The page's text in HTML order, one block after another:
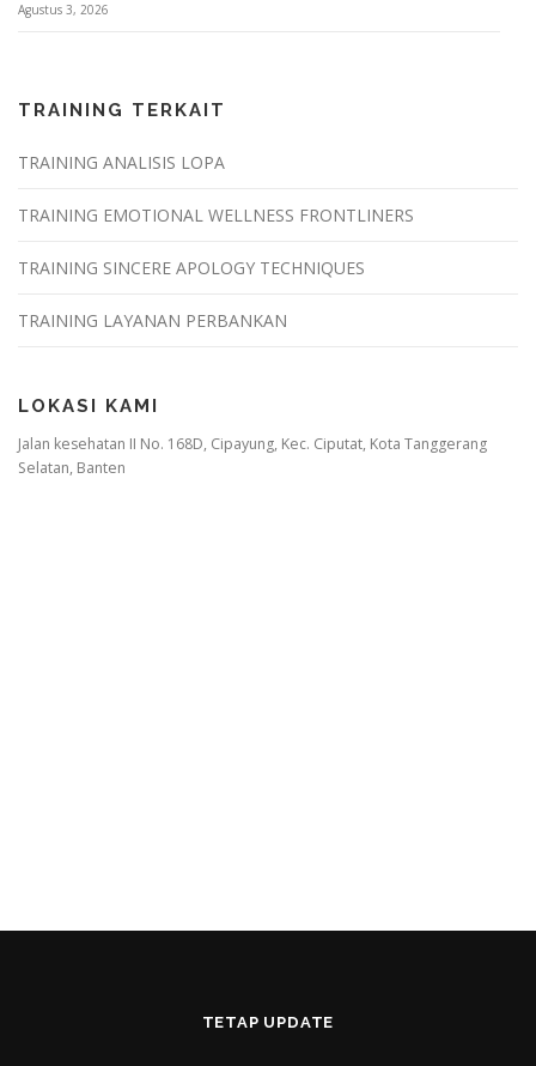
Agustus 3, 2026
TRAINING TERKAIT
TRAINING ANALISIS LOPA
TRAINING EMOTIONAL WELLNESS FRONTLINERS
TRAINING SINCERE APOLOGY TECHNIQUES
TRAINING LAYANAN PERBANKAN
LOKASI KAMI
Jalan kesehatan II No. 168D, Cipayung, Kec. Ciputat, Kota Tanggerang
Selatan, Banten
TETAP UPDATE